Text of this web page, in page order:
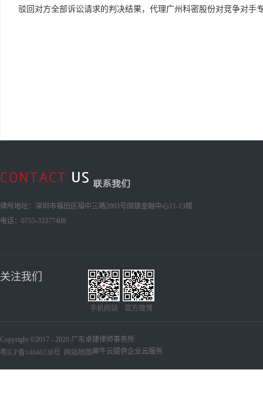
驳回对方全部诉讼请求的判决结果，代理广州科密股份对竞争对手
Copyright ©2017 - 2020 广东卓建律师事务所
粤ICP备14046138号 网站地图 犀牛云提供企业云服务
律所地址：深圳市福田区福中三路2003号国银金融中心11-13楼
电话：0755-33377408
关注我们
手机网站 官方微博